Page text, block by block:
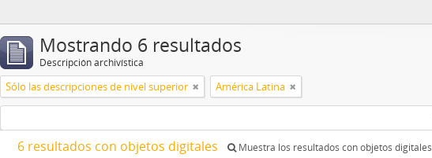
Mostrando 6 resultados
Descripción archivística
Sólo las descripciones de nivel superior América Latina
6 resultados con objetos digitales Muestra los resultados con objetos digitales